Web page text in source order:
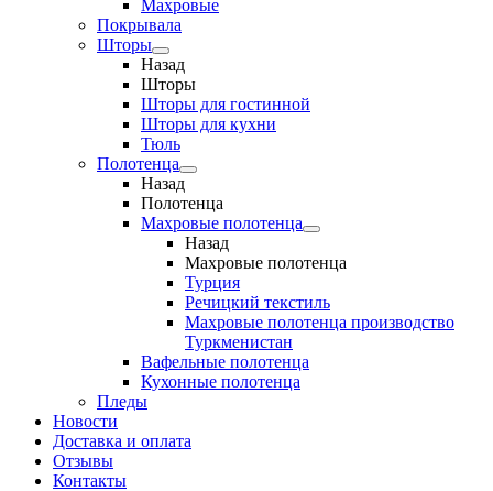
Махровые
Покрывала
Шторы
Назад
Шторы
Шторы для гостинной
Шторы для кухни
Тюль
Полотенца
Назад
Полотенца
Махровые полотенца
Назад
Махровые полотенца
Турция
Речицкий текстиль
Махровые полотенца производство
Туркменистан
Вафельные полотенца
Кухонные полотенца
Пледы
Новости
Доставка и оплата
Отзывы
Контакты